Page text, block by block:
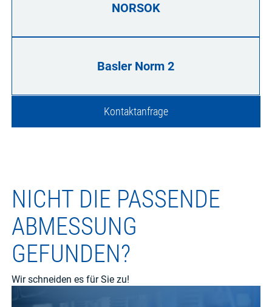
NORSOK
Basler Norm 2
Kontaktanfrage
NICHT DIE PASSENDE
ABMESSUNG
GEFUNDEN?
Wir schneiden es für Sie zu!